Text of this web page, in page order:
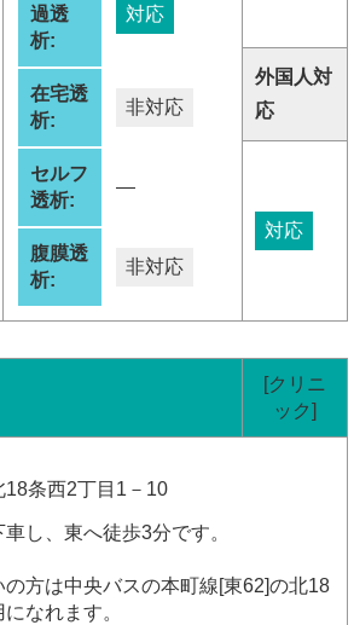
過透
析:
対応
在宅透
析:
非対応
セルフ
透析:
―
腹膜透
析:
非対応
外国人対
応
対応
[クリニ
ック]
条西2丁目1－10
し、東へ徒歩3分です。
方は中央バスの本町線[東62]の北18
なれます。